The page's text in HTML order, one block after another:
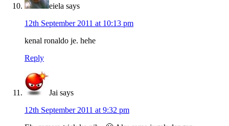
eiela says
12th September 2011 at 10:13 pm
kenal ronaldo je. hehe
Reply
Jai says
12th September 2011 at 9:32 pm